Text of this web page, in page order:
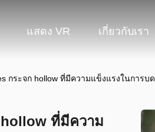
แสดง VR เกี่ยวกับเรา
กระจก hollow ที่มีความแข็งแรงในการ
ที่มีความ